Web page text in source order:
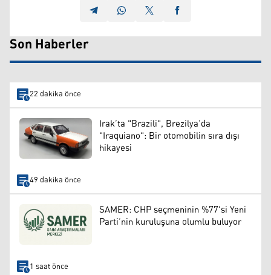
Son Haberler
22 dakika önce
Irak’ta "Brazili", Brezilya’da
"Iraquiano": Bir otomobilin sıra dışı
hikayesi
49 dakika önce
SAMER: CHP seçmeninin %77'si Yeni
Parti’nin kuruluşuna olumlu buluyor
1 saat önce